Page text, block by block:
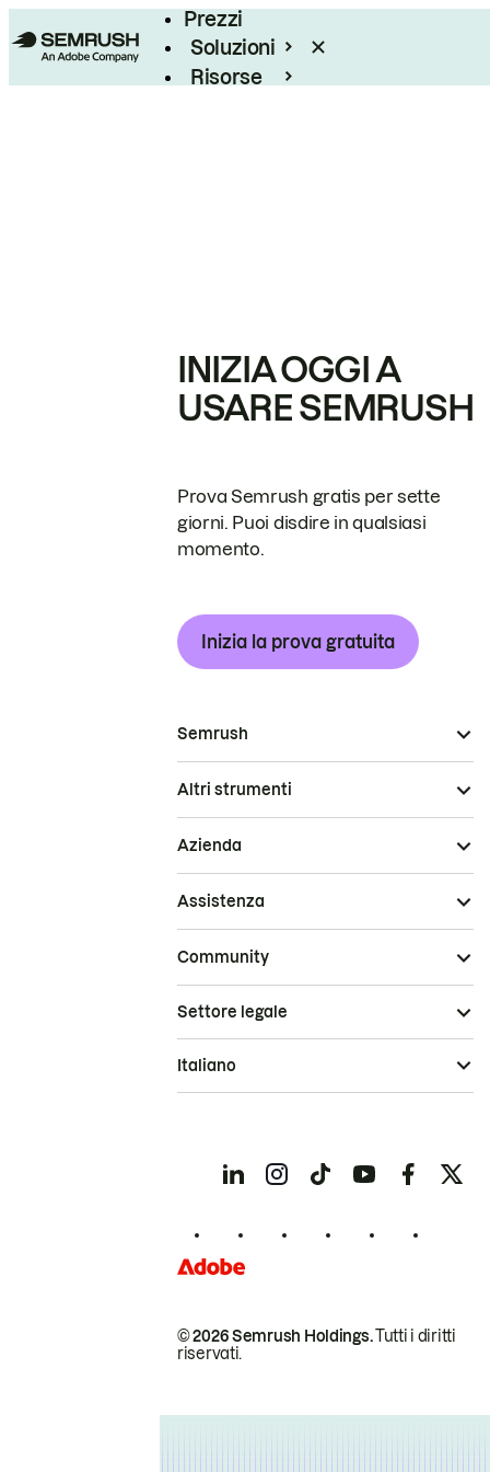
Prezzi
Soluzioni
Risorse
INIZIA OGGI A
USARE SEMRUSH
Prova Semrush gratis per sette
giorni. Puoi disdire in qualsiasi
momento.
Inizia la prova gratuita
Semrush
Altri strumenti
Azienda
Assistenza
Community
© 2026 Semrush Holdings.Tutti i diritti
riservati.
Settore legale
Italiano